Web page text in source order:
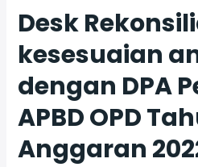
DEMAK
Desk
kesesuaian
dengan DPA
APBD OPD
Anggaran